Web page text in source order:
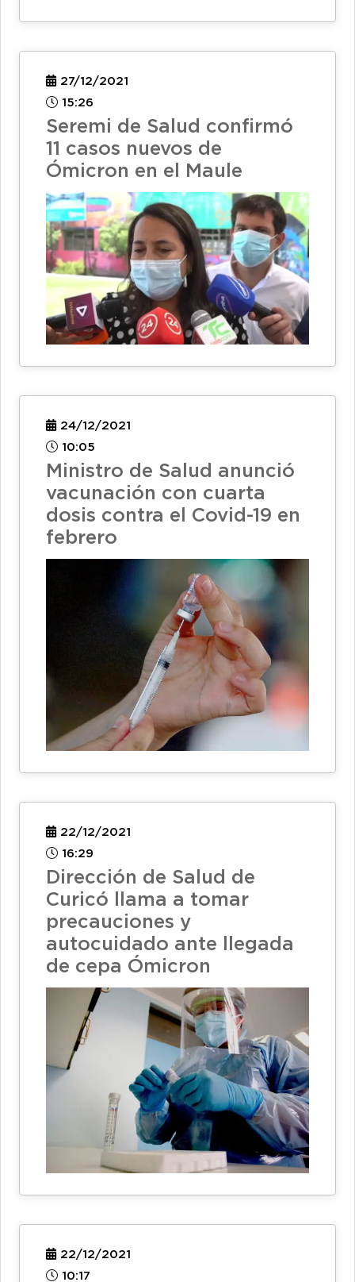
27/12/2021
15:26
Seremi de Salud confirmó
11 casos nuevos de
Ómicron en el Maule
24/12/2021
10:05
Ministro de Salud anunció
vacunación con cuarta
dosis contra el Covid-19 en
febrero
22/12/2021
16:29
Dirección de Salud de
Curicó llama a tomar
precauciones y
autocuidado ante llegada
de cepa Ómicron
22/12/2021
10:17